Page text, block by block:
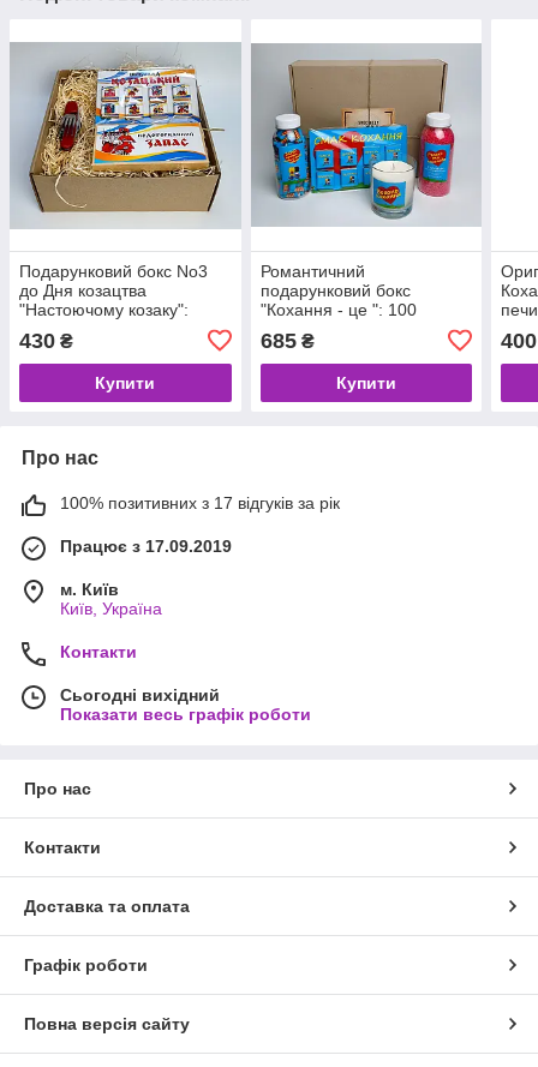
Подарунковий бокс No3
до Дня козацтва
"Настоючому козаку":
шкарпетки, дорожній
столовий прилад
430 ₴
Купити
Романтичний
подарунковий бокс
"Кохання - це ": 100
зізнань у коханні, перлини
для ванни, свічка,
шоколад-планшет Лав із
685₴
Купити
400
Про нас
100% позитивних з 17 відгуків за рік
Працює з 17.09.2019
м. Київ
Київ, Україна
Контакти
Сьогодні вихідний
Показати весь графік роботи
Про нас
Контакти
Доставка та оплата
Графік роботи
Повна версія сайту